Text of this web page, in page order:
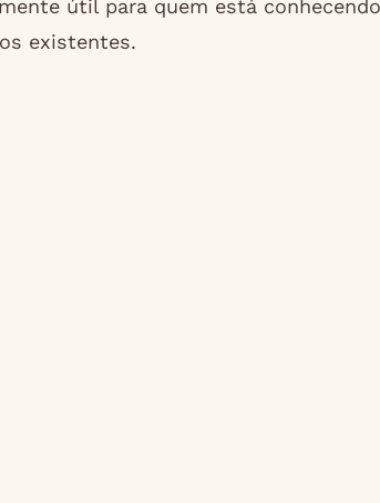
útil para quem está conhecendo
existentes.